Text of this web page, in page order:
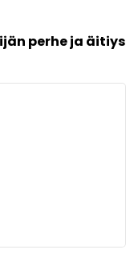
perhe ja äitiys